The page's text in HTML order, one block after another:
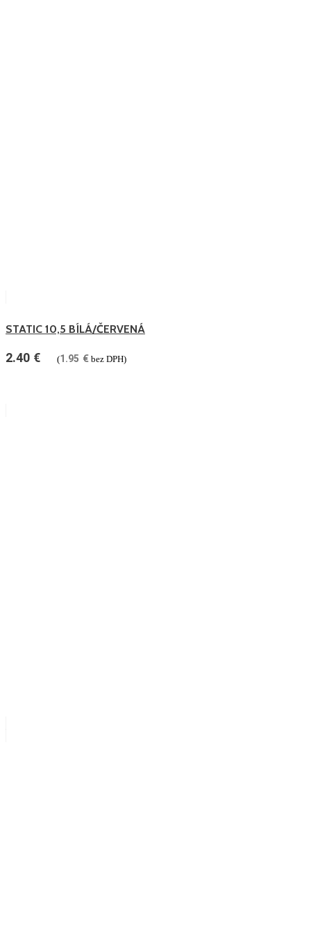
STATIC 10,5 BÍLÁ/ČERVENÁ
2.40 € (1.95 € bez DPH)